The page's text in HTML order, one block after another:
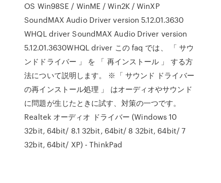
OS Win98SE / WinME / Win2K / WinXP
SoundMAX Audio Driver version 5.12.01.3630
WHQL driver SoundMAX Audio Driver version
5.12.01.3630WHQL driver この faq では、 「 サウ
ンドドライバー 」 を 「 再インストール 」 する方
法について説明します。 ※「 サウンド ドライバー
の再インストール処理 」 はオーディオやサウンド
に問題が生じたときに試す、対策の一つです。
Realtek オーディオ ドライバー (Windows 10
32bit, 64bit/ 8.1 32bit, 64bit/ 8 32bit, 64bit/ 7
32bit, 64bit/ XP) - ThinkPad